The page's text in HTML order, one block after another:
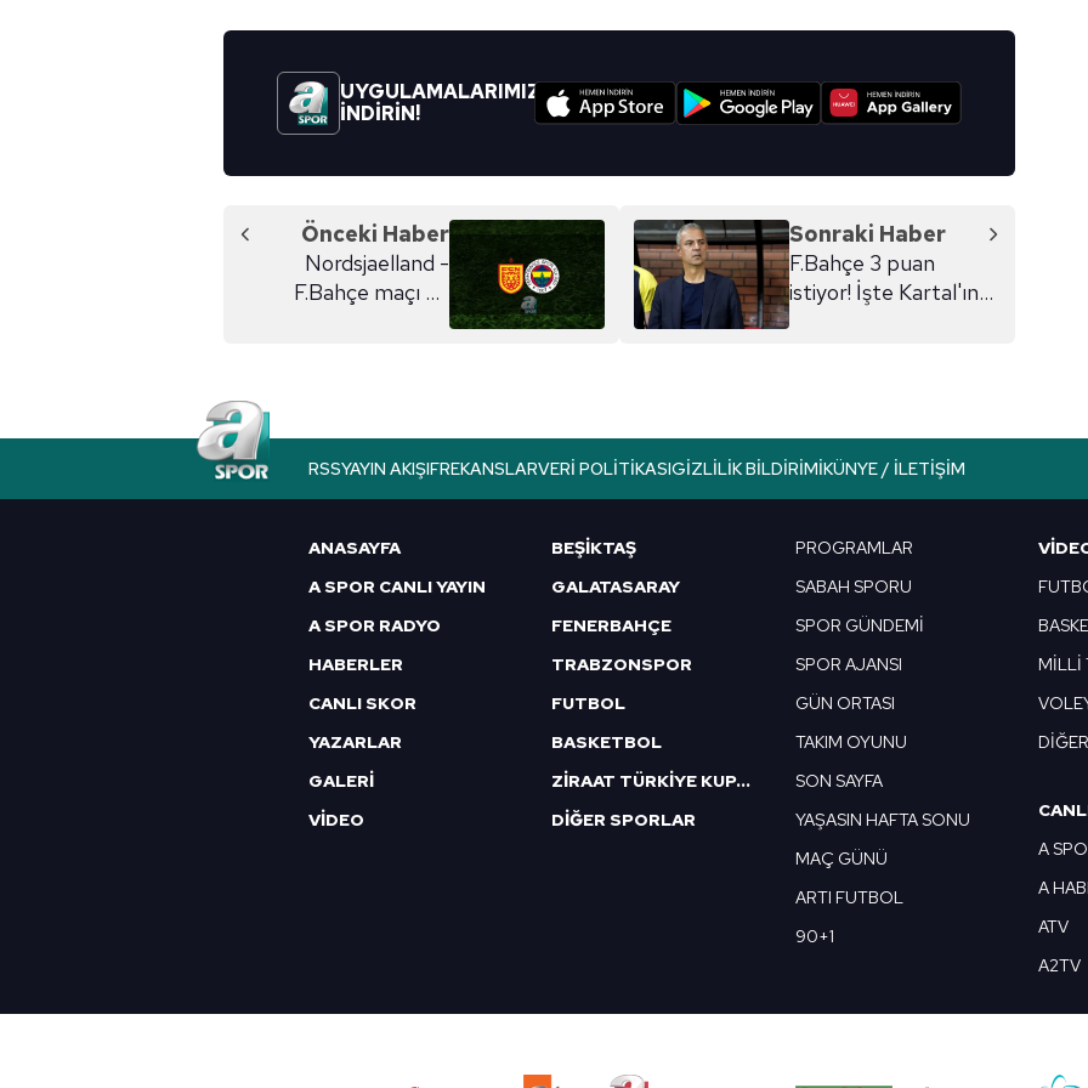
mevzuata uygun olarak kullanılan çerezlerle ilgili bilgi almak için lütfentıklayınız.
UYGULAMALARIMIZI
İNDİRİN!
Önceki Haber
Nordsjaelland -
F.Bahçe maçı ne
Sonraki Haber
F.Bahçe 3 puan
istiyor! İşte Kartal'ın
RSSYAYIN AKIŞIFREKANSLARVERI POLITIKASIGIZLILIK BILDIRIMIKÜNYE / İLETIŞIM
ANASAYFA
A SPOR CANLI YAYIN
A SPOR RADYO
HABERLER
CANLI SKOR
YAZARLAR
GALERİ
VİDEO
BEŞİKTAŞ
GALATASARAY
FENERBAHÇE
TRABZONSPOR
FUTBOL
BASKETBOL
ZİRAAT TÜRKİYE KUPASI
DİĞER SPORLAR
PROGRAMLAR
SABAH SPORU
SPOR GÜNDEMİ
SPOR AJANSI
GÜN ORTASI
TAKIM OYUNU
SON SAYFA
YAŞASIN HAFTA SONU
MAÇ GÜNÜ
ARTI FUTBOL
90+1
MİLLİ
DİĞER
A
A
ATV
A2TV